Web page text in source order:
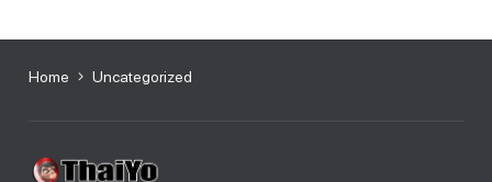
Home Uncategorized